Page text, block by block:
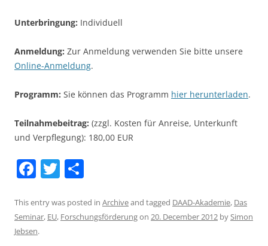
Unterbringung: Individuell
Anmeldung: Zur Anmeldung verwenden Sie bitte unsere
Online-Anmeldung.
Programm: Sie können das Programm hier herunterladen.
Teilnahmebeitrag: (zzgl. Kosten für Anreise, Unterkunft
und Verpflegung): 180,00 EUR
F
c
e
T
itt
er
ar
e
This entry was posted in Archiveand tagged DAAD-Akademie, Das
Seminar, EU, Forschungsförderungon 20. December 2012 bySimon
Jebsen.